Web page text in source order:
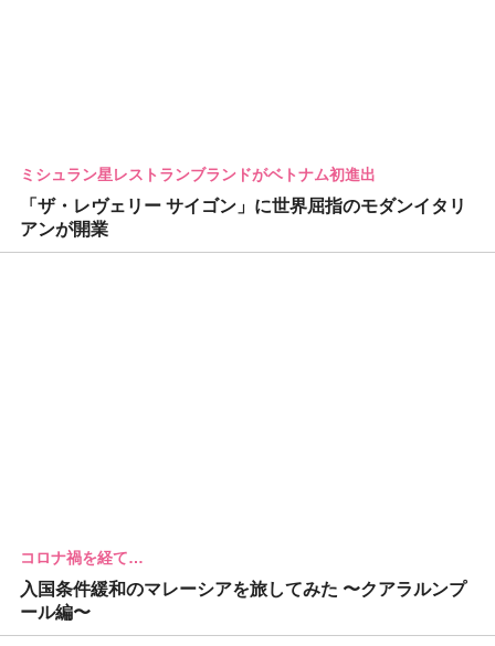
ミシュラン星レストランブランドがベトナム初進出
「ザ・レヴェリー サイゴン」に世界屈指のモダンイタリ
アンが開業
コロナ禍を経て…
入国条件緩和のマレーシアを旅してみた 〜クアラルンプ
ール編〜